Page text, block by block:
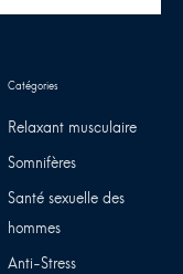
Relaxant musculaire
Somnifères
Santé sexuelle des
hommes
Anti-Stress